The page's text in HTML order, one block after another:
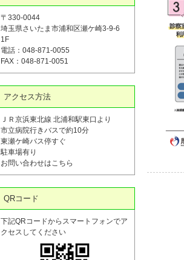
〒330-0044
埼玉県さいたま市浦和区瀬ケ崎3-9-6
1F
電話：048-871-0055
FAX：048-871-0051
アクセス方法
ＪＲ京浜東北線 北浦和駅東口より
市立病院行きバスで約10分
東瀬ケ崎バス停すぐ
駐車場有り
お問い合わせはこちら
QRコード
下記QRコードからスマートフォンでア
クセスしてください